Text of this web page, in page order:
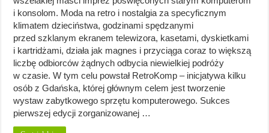
i konsolom. Moda na retro i nostalgia za specyficznym
klimatem dzieciństwa, godzinami spędzanymi
przed szklanym ekranem telewizora, kasetami, dyskietkami
i kartridżami, działa jak magnes i przyciąga coraz to większą
liczbę odbiorców żądnych odbycia niewielkiej podróży
w czasie. W tym celu powstał RetroKomp – inicjatywa kilku
osób z Gdańska, której głównym celem jest tworzenie
wystaw zabytkowego sprzętu komputerowego. Sukces
pierwszej edycji zorganizowanej …